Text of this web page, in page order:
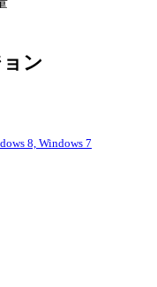
ン
8, Windows 7